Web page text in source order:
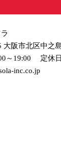
大阪市北区中之
～19:00 定休
inc.co.jp